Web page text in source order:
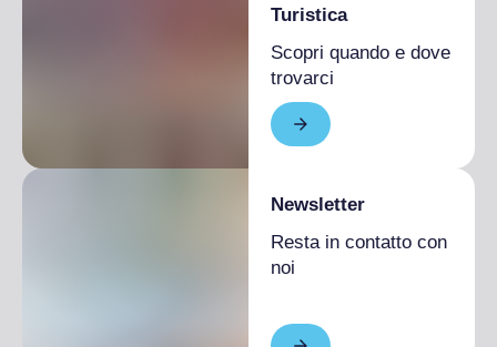
Turistica
Scopri quando e dove
trovarci
Newsletter
Resta in contatto con
noi